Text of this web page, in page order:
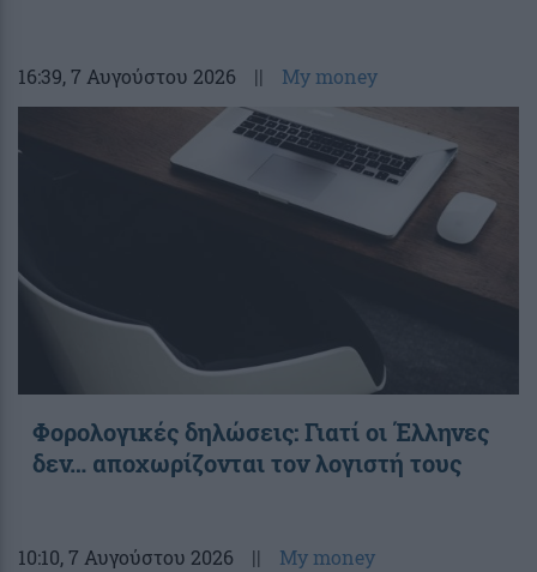
16:39, 7 Αυγούστου 2026 || My money
Φορολογικές δηλώσεις: Γιατί οι Έλληνες
δεν… αποχωρίζονται τον λογιστή τους
10:10, 7 Αυγούστου 2026 || My money